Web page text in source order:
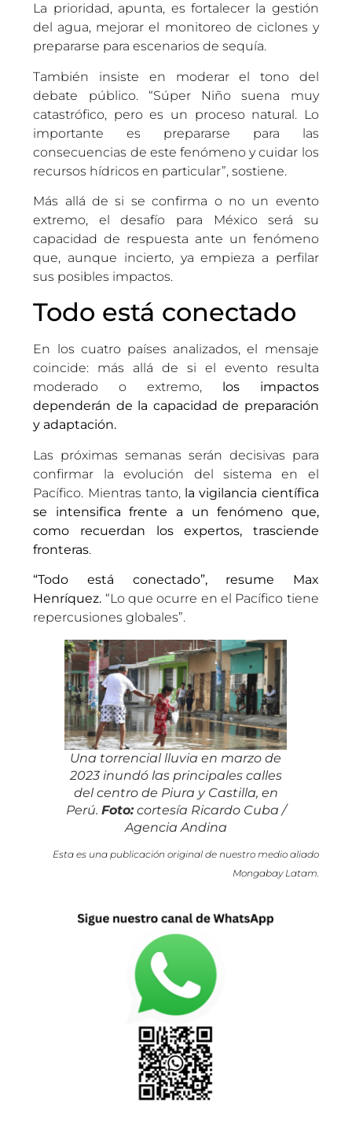
La prioridad, apunta, es fortalecer la gestión
del agua, mejorar el monitoreo de ciclones y
prepararse para escenarios de sequía.
También insiste en moderar el tono del
debate público. “Súper Niño suena muy
catastrófico, pero es un proceso natural. Lo
importante es prepararse para las
consecuencias de este fenómeno y cuidar los
recursos hídricos en particular”, sostiene.
Más allá de si se confirma o no un evento
extremo, el desafío para México será su
capacidad de respuesta ante un fenómeno
que, aunque incierto, ya empieza a perfilar
sus posibles impactos.
Todo está conectado
En los cuatro países analizados, el mensaje
coincide: más allá de si el evento resulta
moderado o extremo,
los impactos
dependerán de la capacidad de preparación
y adaptación.
Las próximas semanas serán decisivas para
confirmar la evolución del sistema en el
Pacífico. Mientras tanto, la vigilancia científica
se intensifica frente a un fenómeno que,
como recuerdan los expertos, trasciende
fronteras.
“Todo está conectado”, resume Max
Henríquez. “Lo que ocurre en el Pacífico tiene
repercusiones globales”.
Una torrencial lluvia en marzo de
2023 inundó las principales calles
del centro de Piura y Castilla, en
Perú. Foto:cortesía Ricardo Cuba /
Agencia Andina
Esta es una publicación original de nuestro medio aliado
Mongabay Latam.